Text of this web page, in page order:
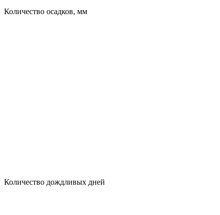
Количество осадков, мм
Количество дождливых дней